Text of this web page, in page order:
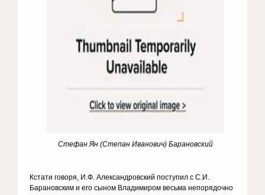
Стефан Ян (Степан Иванович) Барановский
Кстати говоря, И.Ф. Александровский поступил с С.И.
Барановским и его сыном Владимиром весьма непорядочно